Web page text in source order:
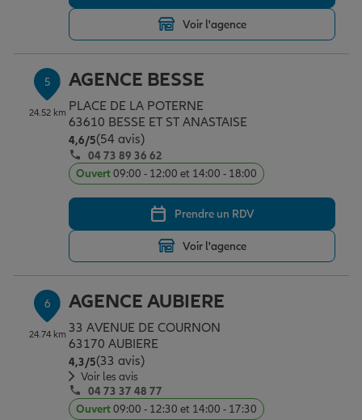
Voir l'agence
5
24.52 km
AGENCE BESSE
PLACE DE LA POTERNE
63610 BESSE ET ST ANASTAISE
4,6/5Note de 4.6 sur 5
(54 avis)
04 73 89 36 62
Ouvert09:00 - 12:00 et 14:00 - 18:00
Prendre un RDV
Voir l'agence
6
24.74 km
AGENCE AUBIERE
33 AVENUE DE COURNON
63170 AUBIERE
4,3/5Note de 4.3 sur 5
(33 avis)
Voir les avis
04 73 37 48 77
Ouvert09:00 - 12:30 et 14:00 - 17:30